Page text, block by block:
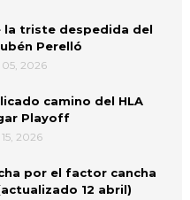
la triste despedida del
Perelló
2026
camino del HLA
Playoff
2026
por el factor cancha
12 abril)